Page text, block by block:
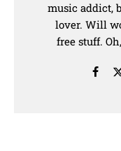
music addict,
lover. Will
free stuff.